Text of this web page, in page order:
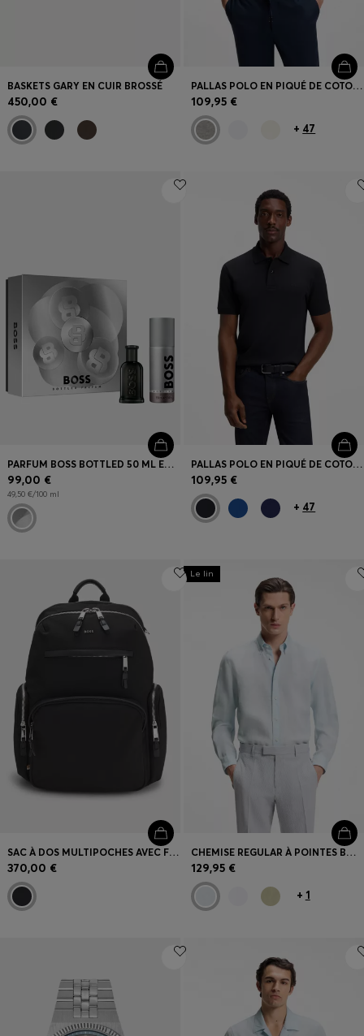
BASKETS GARY EN CUIR BROSSÉ
450,00 €
PALLAS POLO EN PIQUÉ DE COTON AVEC LOGO BRODÉ
109,95 €
+ 47
PARFUM BOSS BOTTLED 50 ML EN COFFRET CADEAU
99,00 €
49,50 €/100 ml
PALLAS POLO EN PIQUÉ DE COTON AVEC LOGO BRODÉ
109,95 €
+ 47
SAC À DOS MULTIPOCHES AVEC FINITIONS EN CUIR
370,00 €
Le lin
CHEMISE REGULAR À POINTES BOUTONNÉES EN LIN
129,95 €
+ 1